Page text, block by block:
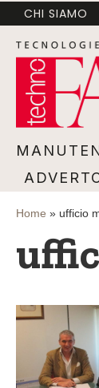
CHI SIAMO
Home » ufficio